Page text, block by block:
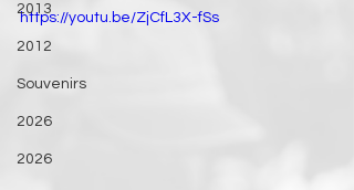
2013
2012
Souvenirs
2026
2026
https://youtu.be/ZjCfL3X-fSs